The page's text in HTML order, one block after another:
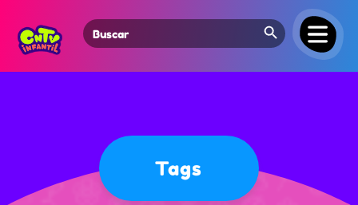
Search
for:
Search Button
Tags